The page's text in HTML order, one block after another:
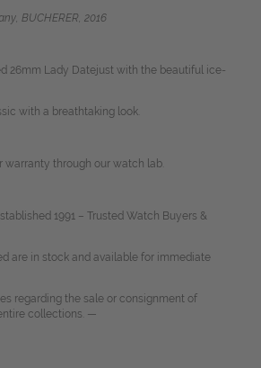
BUCHERER, 2016
26mm Lady Datejustwith the beautiful ice-
with a breathtaking look.
warranty through our watch lab.
1991 – Trusted Watch Buyers &
are in stock and available for immediate
regarding the sale or consignment of
collections. —